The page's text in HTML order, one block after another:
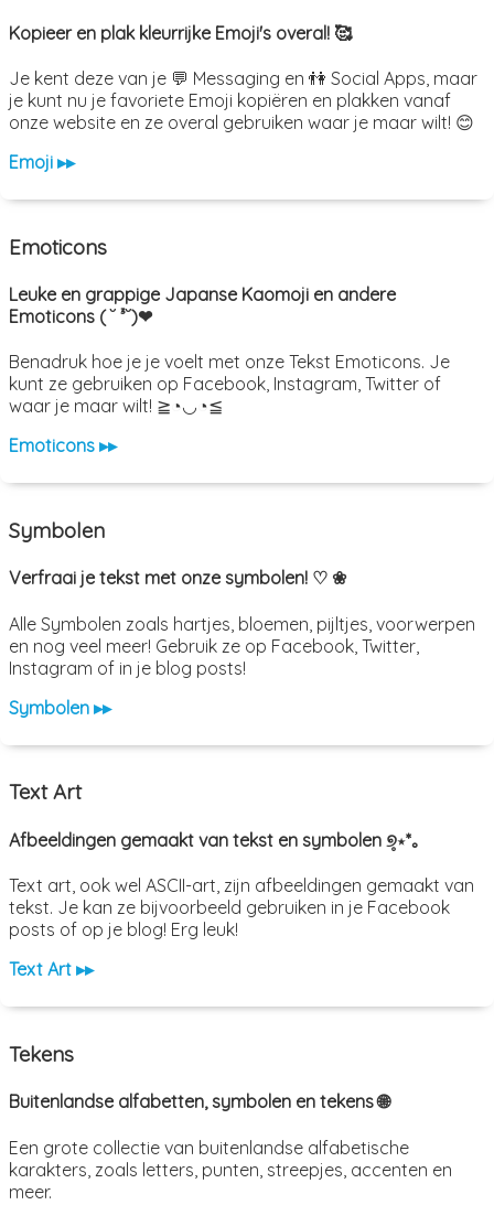
Kopieer en plak kleurrijke Emoji's overal! 🥰
Je kent deze van je 💬 Messaging en 👫 Social Apps, maar
je kunt nu je favoriete Emoji kopiëren en plakken vanaf
onze website en ze overal gebruiken waar je maar wilt! 😊
Emoji ▸▸
Emoticons
Leuke en grappige Japanse Kaomoji en andere
Emoticons ( ˘ ³˘)❤
Benadruk hoe je je voelt met onze Tekst Emoticons. Je
kunt ze gebruiken op Facebook, Instagram, Twitter of
waar je maar wilt! ≧◔◡◔≦
Emoticons ▸▸
Symbolen
Verfraai je tekst met onze symbolen! ♡ ❀
Alle Symbolen zoals hartjes, bloemen, pijltjes, voorwerpen
en nog veel meer! Gebruik ze op Facebook, Twitter,
Instagram of in je blog posts!
Symbolen ▸▸
Text Art
Afbeeldingen gemaakt van tekst en symbolen ୭̥⋆*｡
Text art, ook wel ASCII-art, zijn afbeeldingen gemaakt van
tekst. Je kan ze bijvoorbeeld gebruiken in je Facebook
posts of op je blog! Erg leuk!
Text Art ▸▸
Tekens
Buitenlandse alfabetten, symbolen en tekens 🌐
Een grote collectie van buitenlandse alfabetische
karakters, zoals letters, punten, streepjes, accenten en
meer.